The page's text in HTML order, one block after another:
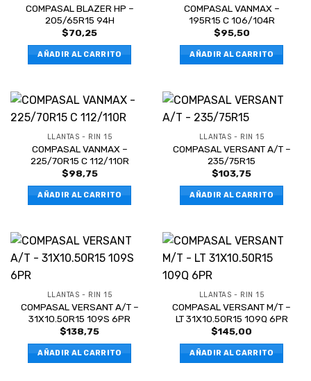
COMPASAL BLAZER HP –
205/65R15 94H
$70,25
AÑADIR AL CARRITO
COMPASAL VANMAX –
195R15 C 106/104R
$95,50
AÑADIR AL CARRITO
LLANTAS - RIN 15
COMPASAL VANMAX –
225/70R15 C 112/110R
$98,75
AÑADIR AL CARRITO
LLANTAS - RIN 15
COMPASAL VERSANT A/T –
235/75R15
$103,75
AÑADIR AL CARRITO
LLANTAS - RIN 15
COMPASAL VERSANT A/T –
31X10.50R15 109S 6PR
$138,75
AÑADIR AL CARRITO
LLANTAS - RIN 15
COMPASAL VERSANT M/T –
LT 31X10.50R15 109Q 6PR
$145,00
AÑADIR AL CARRITO